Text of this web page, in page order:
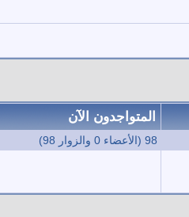
المتواجدون الآن
98 (الأعضاء 0 والزوار 98)